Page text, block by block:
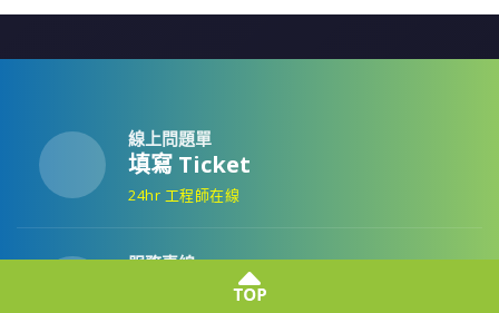
線上問題單
填寫 Ticket
24hr 工程師在線
服務專線
(手機加02)